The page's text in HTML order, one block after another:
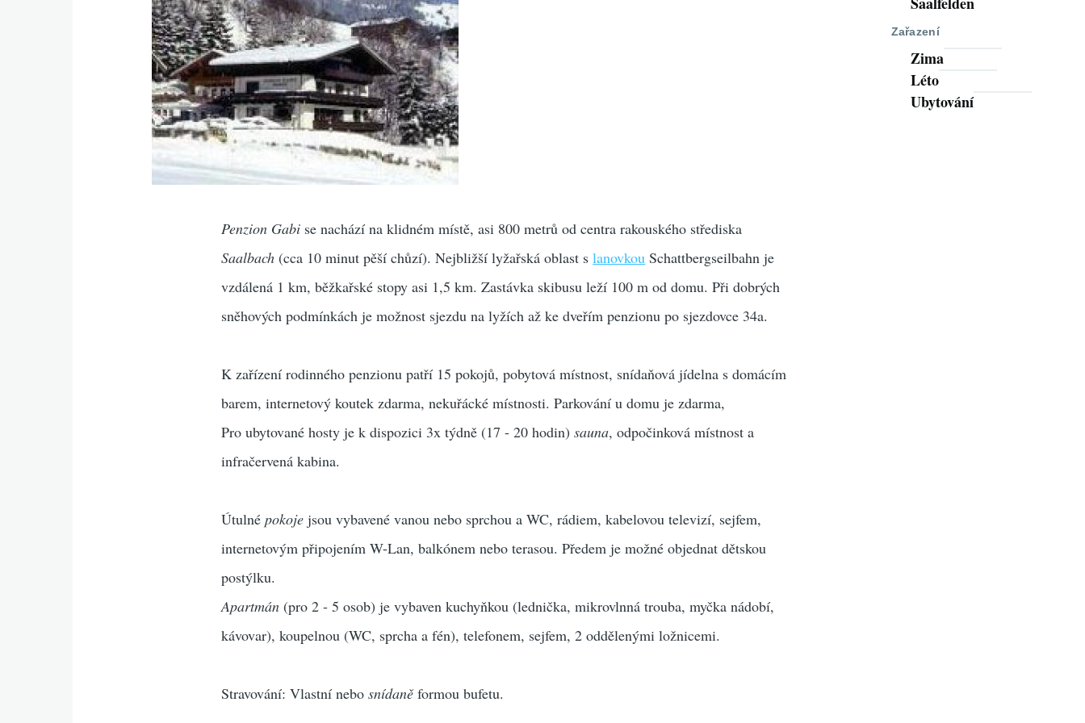
Penzion Gabi se nachází na klidném místě, asi 800 metrů od centra rakouského střediska
Saalbach (cca 10 minut pěší chůzí). Nejbližší lyžařská oblast slanovkou Schattbergseilbahn je
vzdálená 1 km, běžkařské stopy asi 1,5 km. Zastávka skibusu leží 100 m od domu. Při dobrých
sněhových podmínkách je možnost sjezdu na lyžích až ke dveřím penzionu po sjezdovce 34a.
K zařízení rodinného penzionu patří 15 pokojů, pobytová místnost, snídaňová jídelna s domácím
barem, internetový koutek zdarma, nekuřácké místnosti. Parkování u domu je zdarma,
Pro ubytované hosty je k dispozici 3x týdně (17 - 20 hodin)sauna, odpočinková místnost a
infračervená kabina.
Útulnépokoje jsou vybavené vanou nebo sprchou a WC, rádiem, kabelovou televizí, sejfem,
internetovým připojením W-Lan, balkónem nebo terasou. Předem je možné objednat dětskou
postýlku.
Apartmán (pro 2 - 5 osob) je vybaven kuchyňkou (lednička, mikrovlnná trouba, myčka nádobí,
kávovar), koupelnou (WC, sprcha a fén), telefonem, sejfem, 2 oddělenými ložnicemi.
Stravování: Vlastní nebosnídaněformou bufetu.
Zařazení
Zima
Léto
Ubytování